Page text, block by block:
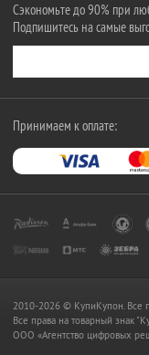
Сэкономьте до 90% при
Подпишитесь на самые
Принимаем к оплате:
2010-2026 © КупиКупон. Все
Все права на товарный знак
OOO «Агентство цифровых